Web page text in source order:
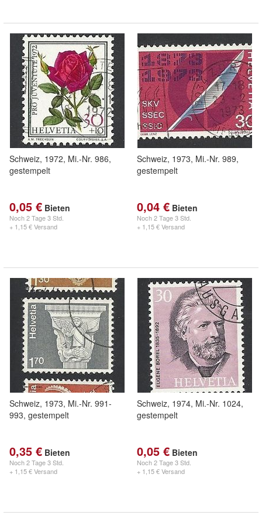
Schweiz, 1972, Mi.-Nr. 986,
gestempelt
0,05 € Bieten
Noch2 Tage 3 Std.
+ 1,15 € Versand
Schweiz, 1973, Mi.-Nr. 989,
gestempelt
0,04 € Bieten
Noch2 Tage 3 Std.
+ 1,15 € Versand
Schweiz, 1973, Mi.-Nr. 991-
993, gestempelt
0,35 € Bieten
Noch2 Tage 3 Std.
+ 1,15 € Versand
Schweiz, 1974, Mi.-Nr. 1024,
gestempelt
0,05 € Bieten
Noch2 Tage 3 Std.
+ 1,15 € Versand